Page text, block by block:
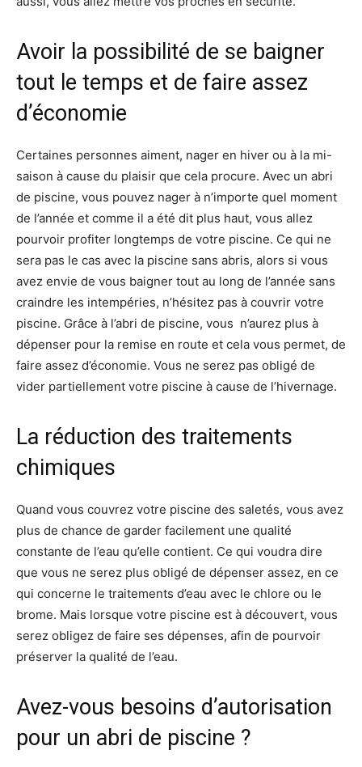
Avoir la possibilité de se baigner
tout le temps et de faire assez
d’économie
Certaines personnes aiment, nager en hiver ou à la mi-
saison à cause du plaisir que cela procure. Avec un abri
de piscine, vous pouvez nager à n’importe quel moment
de l’année et comme il a été dit plus haut, vous allez
pourvoir profiter longtemps de votre piscine. Ce qui ne
sera pas le cas avec la piscine sans abris, alors si vous
avez envie de vous baigner tout au long de l’année sans
craindre les intempéries, n’hésitez pas à couvrir votre
piscine. Grâce à l’abri de piscine, vous n’aurez plus à
dépenser pour la remise en route et cela vous permet, de
faire assez d’économie. Vous ne serez pas obligé de
vider partiellement votre piscine à cause de l’hivernage.
La réduction des traitements
chimiques
Quand vous couvrez votre piscine des saletés, vous avez
plus de chance de garder facilement une qualité
constante de l’eau qu’elle contient. Ce qui voudra dire
que vous ne serez plus obligé de dépenser assez, en ce
qui concerne le traitements d’eau avec le chlore ou le
brome. Mais lorsque votre piscine est à découvert, vous
serez obligez de faire ses dépenses, afin de pourvoir
préserver la qualité de l’eau.
Avez-vous besoins d’autorisation
pour un abri de piscine ?